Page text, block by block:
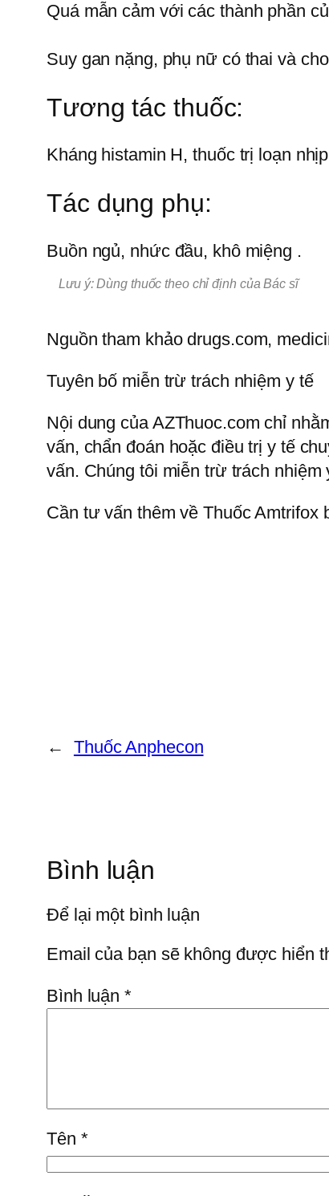
Quá mẫn cảm với các thành phần
Suy gan nặng, phụ nữ có thai và
Tương tác thuốc:
Kháng histamin H, thuốc trị loạn
Tác dụng phụ:
Buồn ngủ, nhức đầu, khô miệng .
Lưu ý: Dùng thuốc theo chỉ định của Bác sĩ
Nguồn tham khảo drugs.com,
Tuyên bố miễn trừ trách nhiệm y tế
Nội dung của AZThuoc.com chỉ
vấn, chẩn đoán hoặc điều trị y tế
vấn. Chúng tôi miễn trừ trách
Cần tư vấn thêm về Thuốc Amtrifox
← Thuốc Anphecon
Bình luận
Để lại một bình luận
Email của bạn sẽ không được hiển
Bình luận*
Tên *